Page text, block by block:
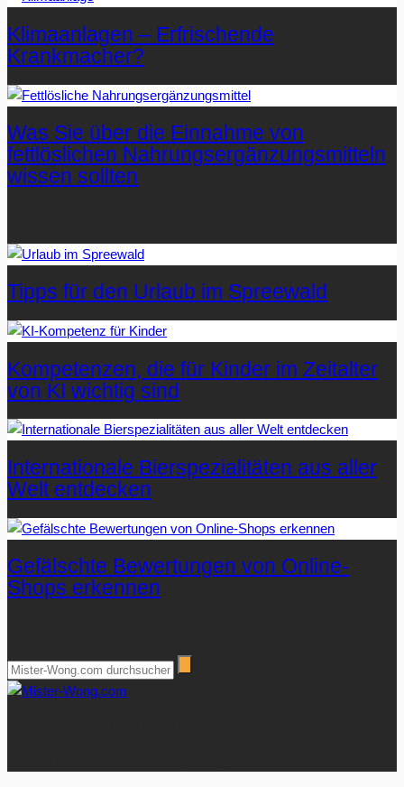
Klimaanlagen – Erfrischende
Krankmacher?
Was Sie über die Einnahme von
fettlöslichen Nahrungsergänzungsmitteln
wissen sollten
Tipps für den Urlaub im Spreewald
Kompetenzen, die für Kinder im Zeitalter
von KI wichtig sind
Internationale Bierspezialitäten aus aller
Welt entdecken
Gefälschte Bewertungen von Online-
Shops erkennen